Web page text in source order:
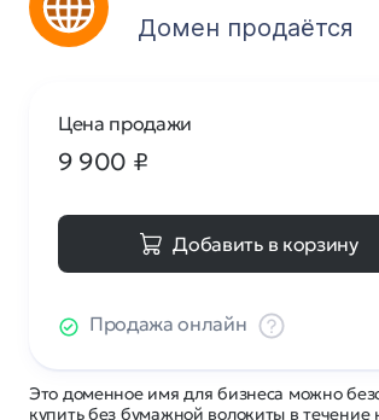
Домен продаётся
Это доменное имя для бизнеса можно
купить без бумажной волокиты в течение
Цена продажи
9 900 ₽
Добавить в корзину
Продажа онлайн